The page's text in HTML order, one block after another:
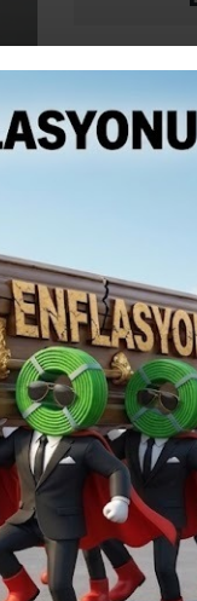
STOK: 2-3
MODEL: